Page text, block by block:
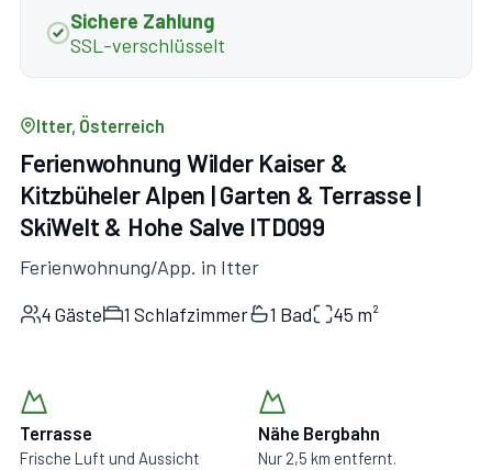
Sichere Zahlung
SSL-verschlüsselt
Itter, Österreich
Ferienwohnung Wilder Kaiser &
Kitzbüheler Alpen | Garten & Terrasse |
SkiWelt & Hohe Salve ITD099
Ferienwohnung/App. in Itter
4 Gäste 1 Schlafzimmer 1 Bad 45 m²
Terrasse
Frische Luft und Aussicht
Nähe Bergbahn
Nur 2,5 km entfernt.